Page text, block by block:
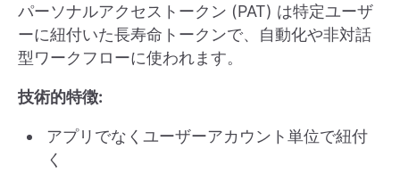
パーソナルアクセストークン (PAT) は特定ユーザ
ーに紐付いた長寿命トークンで、自動化や非対話
型ワークフローに使われます。
技術的特徴:
アプリでなくユーザーアカウント単位で紐付
く